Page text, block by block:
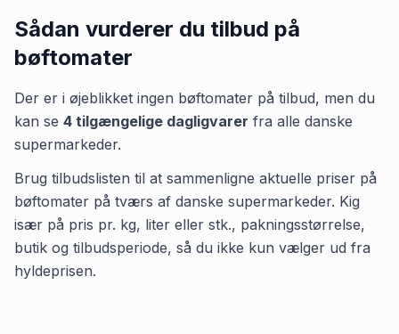
Sådan vurderer du tilbud på
bøftomater
Der er i øjeblikket ingen bøftomater på tilbud, men du
kan se 4 tilgængelige dagligvarer fra alle danske
supermarkeder.
Brug tilbudslisten til at sammenligne aktuelle priser på
bøftomater på tværs af danske supermarkeder. Kig
især på pris pr. kg, liter eller stk., pakningsstørrelse,
butik og tilbudsperiode, så du ikke kun vælger ud fra
hyldeprisen.